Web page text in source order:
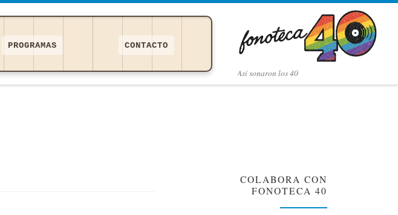
Así­ sonaron los 40
PROGRAMAS CONTACTO
COLABORA CON
FONOTECA 40